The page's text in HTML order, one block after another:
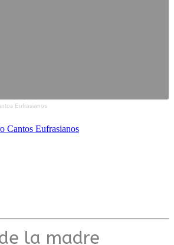
Eufrasianos
Cantos Eufrasianos
la madre